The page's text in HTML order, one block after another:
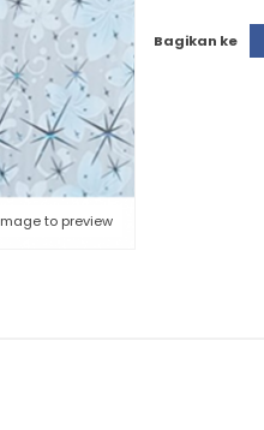
to preview
Bagikan ke